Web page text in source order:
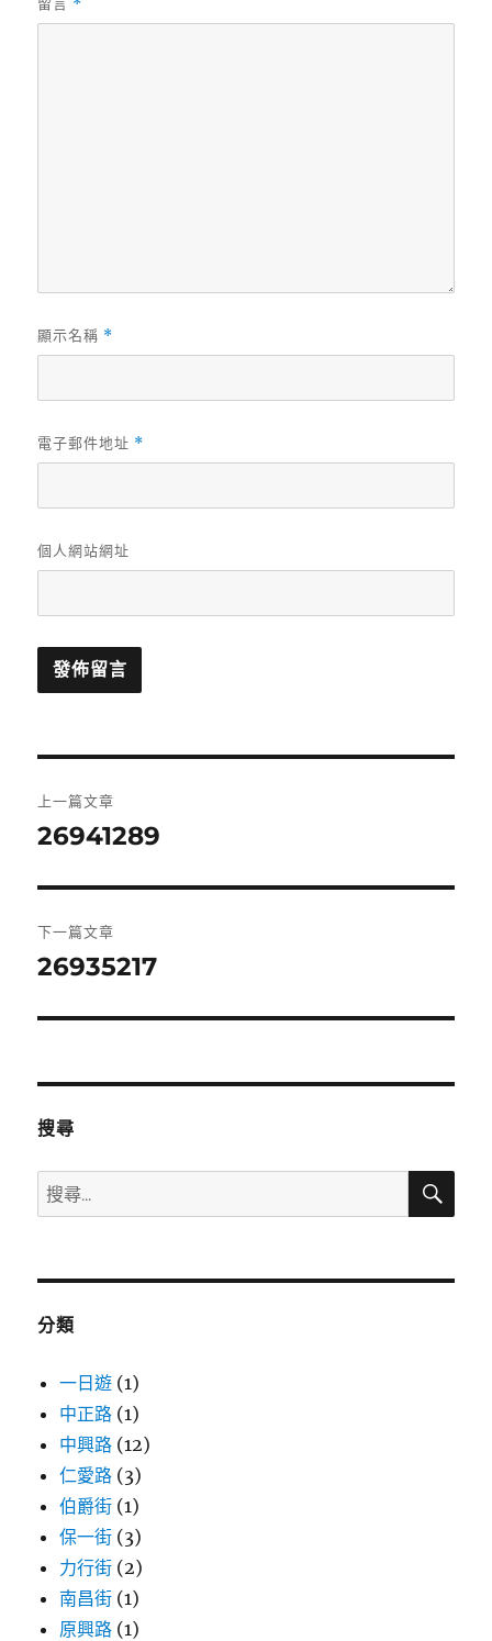
*
顯示名稱 *
電子郵件地址 *
個人網站網址
章
覽
上一篇文章
上
篇
文
章:
26941289
下一篇文章
下
篇
章:
26935217
搜尋
搜
尋
鍵
搜
分類
一日遊 (1)
中正路 (1)
中興路 (12)
仁愛路 (3)
伯爵街 (1)
保一街 (3)
力行街 (2)
南昌街 (1)
原興路 (1)